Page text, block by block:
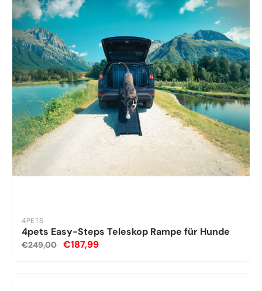
4PETS
4pets Easy-Steps Teleskop Rampe für Hunde
€249,00 €187,99